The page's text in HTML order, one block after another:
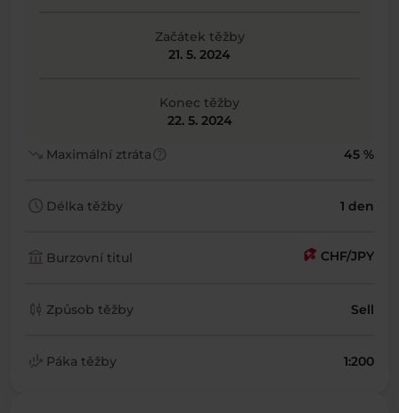
Začátek těžby
21. 5. 2024
Konec těžby
22. 5. 2024
trending_down Maximální ztrátahelp 45 %
schedule Délka těžby 1 den
account_balance Burzovní titul CHF/JPY
candlestick_chart Způsob těžby Sell
finance_mode Páka těžby 1:200